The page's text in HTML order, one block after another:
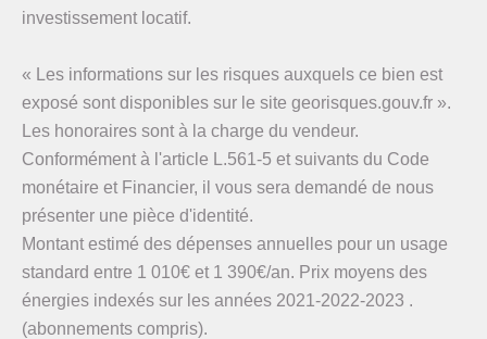
investissement locatif.
« Les informations sur les risques auxquels ce bien est
exposé sont disponibles sur le site georisques.gouv.fr ».
Les honoraires sont à la charge du vendeur.
Conformément à l'article L.561-5 et suivants du Code
monétaire et Financier, il vous sera demandé de nous
présenter une pièce d'identité.
Montant estimé des dépenses annuelles pour un usage
standard entre 1 010€ et 1 390€/an. Prix moyens des
énergies indexés sur les années 2021-2022-2023 .
(abonnements compris).